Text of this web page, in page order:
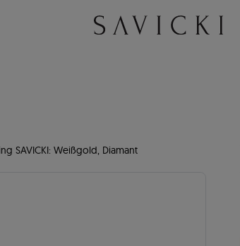
SAVICKI: Weißgold, Diamant